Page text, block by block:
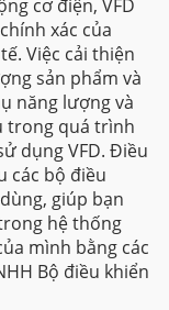
cơ điện, VFD
xác của
Việc cải thiện
sản phẩm và
năng lượng và
trong quá trình
dụng VFD. Điều
các bộ điều
giúp bạn
hệ thống
mình bằng các
Bộ điều khiển